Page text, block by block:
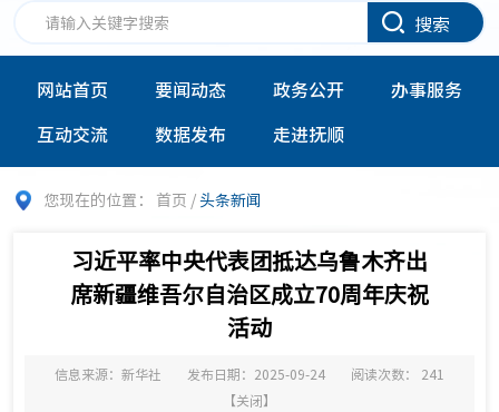
搜索
网站首页 要闻动态 政务公开
办事服务
互动交流
数据发布 走进抚顺
您现在的位置： 首页 /头条新闻
习近平率中央代表团抵达乌鲁木齐出
席新疆维吾尔自治区成立70周年庆祝
活动
信息来源：新华社 发布日期：2025-09-24 阅读次数： 241
【关闭】